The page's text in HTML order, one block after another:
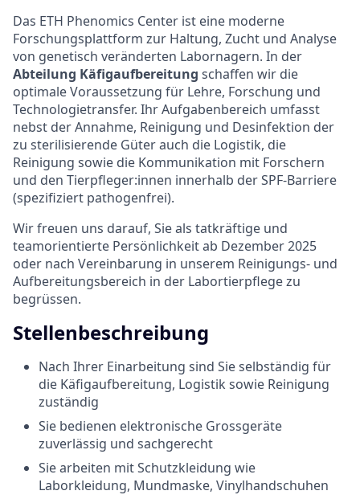
Das ETH Phenomics Center ist eine moderne
Forschungsplattform zur Haltung, Zucht und Analyse
von genetisch veränderten Labornagern. In der
Abteilung Käfigaufbereitung schaffen wir die
optimale Voraussetzung für Lehre, Forschung und
Technologietransfer. Ihr Aufgabenbereich umfasst
nebst der Annahme, Reinigung und Desinfektion der
zu sterilisierende Güter auch die Logistik, die
Reinigung sowie die Kommunikation mit Forschern
und den Tierpfleger:innen innerhalb der SPF-Barriere
(spezifiziert pathogenfrei).
Wir freuen uns darauf, Sie als tatkräftige und
teamorientierte Persönlichkeit ab Dezember 2025
oder nach Vereinbarung in unserem Reinigungs- und
Aufbereitungsbereich in der Labortierpflege zu
begrüssen.
Stellenbeschreibung
Nach Ihrer Einarbeitung sind Sie selbständig für
die Käfigaufbereitung, Logistik sowie Reinigung
zuständig
Sie bedienen elektronische Grossgeräte
zuverlässig und sachgerecht
Sie arbeiten mit Schutzkleidung wie
Laborkleidung, Mundmaske, Vinylhandschuhen